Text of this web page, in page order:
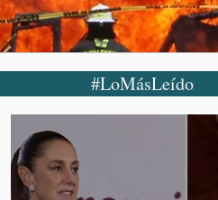
#LoMásLeído